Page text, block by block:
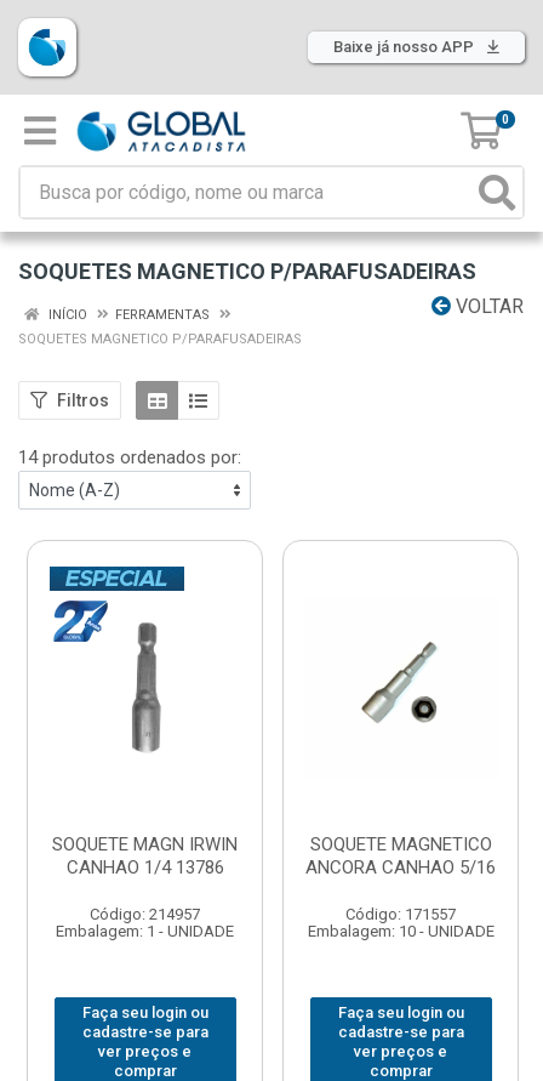
Baixe já nosso APP
0
SOQUETES MAGNETICO P/PARAFUSADEIRAS
VOLTAR
INÍCIO
FERRAMENTAS
SOQUETES MAGNETICO P/PARAFUSADEIRAS
Filtros
14 produtos ordenados por:
SOQUETE MAGN IRWIN
CANHAO 1/4 13786
Código: 214957
Embalagem: 1 - UNIDADE
Faça seu login ou
cadastre-se para
ver preços e
comprar
SOQUETE MAGNETICO
ANCORA CANHAO 5/16
Código: 171557
Embalagem: 10 - UNIDADE
Faça seu login ou
cadastre-se para
ver preços e
comprar